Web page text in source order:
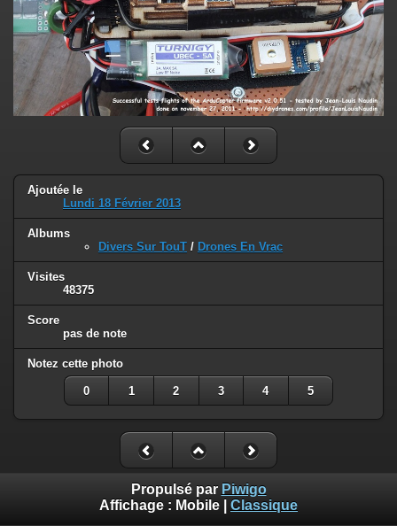
Ajoutée le
Lundi 18 Février 2013
Albums
Divers Sur TouT / Drones En Vrac
Visites
48375
Score
pas de note
Notez cette photo
0 1 2 3 4 5
Propulsé par Piwigo
Affichage : Mobile Classique